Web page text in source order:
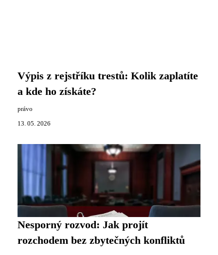
Výpis z rejstříku trestů: Kolik zaplatíte
a kde ho získáte?
právo
13. 05. 2026
Nesporný rozvod: Jak projít
rozchodem bez zbytečných konfliktů